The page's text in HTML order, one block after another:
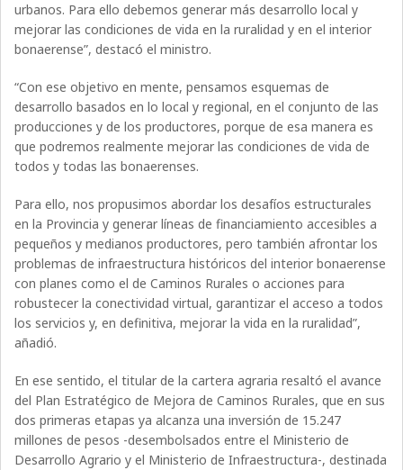
urbanos. Para ello debemos generar más desarrollo local y
mejorar las condiciones de vida en la ruralidad y en el interior
bonaerense”, destacó el ministro.
“Con ese objetivo en mente, pensamos esquemas de
desarrollo basados en lo local y regional, en el conjunto de las
producciones y de los productores, porque de esa manera es
que podremos realmente mejorar las condiciones de vida de
todos y todas las bonaerenses.
Para ello, nos propusimos abordar los desafíos estructurales
en la Provincia y generar líneas de financiamiento accesibles a
pequeños y medianos productores, pero también afrontar los
problemas de infraestructura históricos del interior bonaerense
con planes como el de Caminos Rurales o acciones para
robustecer la conectividad virtual, garantizar el acceso a todos
los servicios y, en definitiva, mejorar la vida en la ruralidad”,
añadió.
En ese sentido, el titular de la cartera agraria resaltó el avance
del Plan Estratégico de Mejora de Caminos Rurales, que en sus
dos primeras etapas ya alcanza una inversión de 15.247
millones de pesos -desembolsados entre el Ministerio de
Desarrollo Agrario y el Ministerio de Infraestructura-, destinada